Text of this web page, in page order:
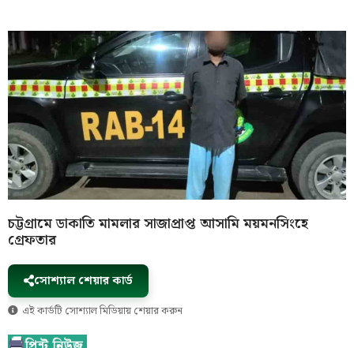
চট্টগ্রামে ডাকাতি মামলার সাজাপ্রাপ্ত আসামি ময়মনসিংহে
গ্রেফতার
সোশ্যাল শেয়ার কার্ড
এই কার্ডটি সোশ্যাল মিডিয়ায় শেয়ার করুন